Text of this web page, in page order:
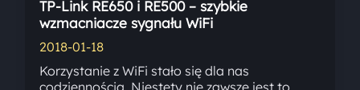
TP-Link RE650 i RE500 – szybkie
wzmacniacze sygnału WiFi
2018-01-18
Korzystanie z WiFi stało się dla nas
codziennością. Niestety nie zawsze jest to